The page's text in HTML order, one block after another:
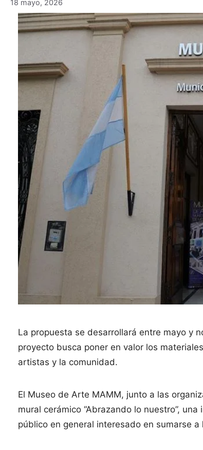
18 mayo, 2026
La propuesta se desarrollará entre mayo y
proyecto busca poner en valor los
artistas y la comunidad.
El Museo de Arte MAMM, junto a las
mural cerámico “Abrazando lo nuestro”,
público en general interesado en sumarse